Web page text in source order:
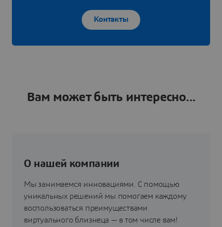
Контакты
Вам может быть интересно...
О нашей компании
Мы занимаемся инновациями. С помощью
уникальных решений мы помогаем каждому
воспользоваться преимуществами
виртуального близнеца — в том числе вам!